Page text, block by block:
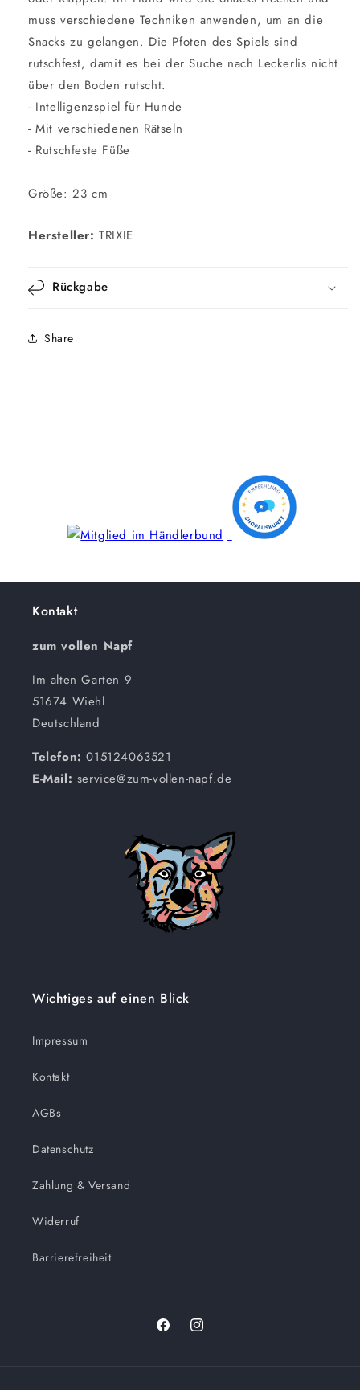
muss verschiedene Techniken anwenden, um an die
Snacks zu gelangen. Die Pfoten des Spiels sind
rutschfest, damit es bei der Suche nach Leckerlis nicht
über den Boden rutscht.
- Intelligenzspiel für Hunde
- Mit verschiedenen Rätseln
- Rutschfeste Füße
Größe: 23 cm
Hersteller:TRIXIE
Rückgabe
Share
Kontakt
zum vollen Napf
Im alten Garten 9
51674 Wiehl
Deutschland
Telefon:015124063521
E-Mail: service@zum-vollen-napf.de
Wichtiges auf einen Blick
Impressum
Kontakt
AGBs
Datenschutz
Zahlung & Versand
Widerruf
Barrierefreiheit
FacebookInstagram